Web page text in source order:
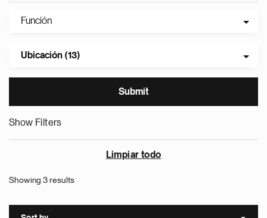
Función
Ubicación (13)
Show Filters
Limpiar todo
Showing 3 results